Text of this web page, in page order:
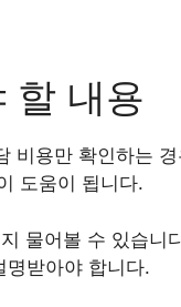
할 내용
비용만 확인하는 경
도움이 됩니다.
물어볼 수 있습니
명받아야 합니다.